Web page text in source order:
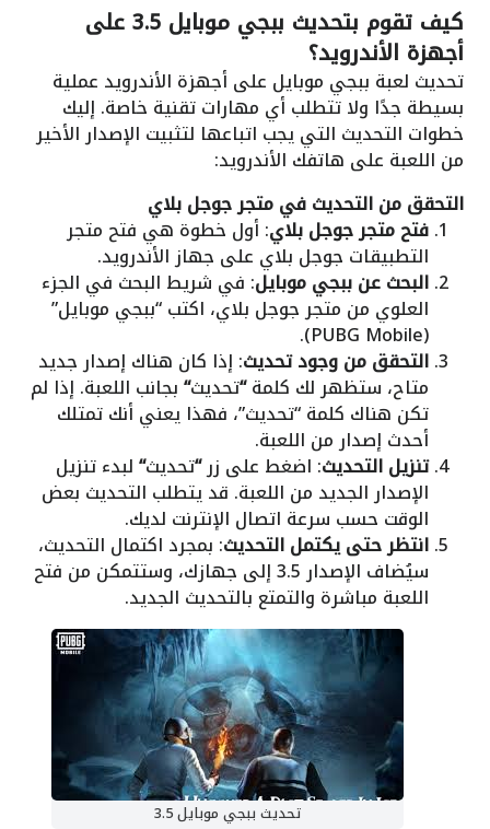
كيف تقوم بتحديث ببجي موبايل 3.5 على
أجهزة الأندرويد؟
تحديث لعبة ببجي موبايل على أجهزة الأندرويد عملية
بسيطة جدًا ولا تتطلب أي مهارات تقنية خاصة. إليك
خطوات التحديث التي يجب اتباعها لتثبيت الإصدار الأخير
من اللعبة على هاتفك الأندرويد:
التحقق من التحديث في متجر جوجل بلاي
فتح متجر جوجل بلاي: أول خطوة هي فتح متجر
التطبيقات جوجل بلاي على جهاز الأندرويد.
البحث عن ببجي موبايل: في شريط البحث في الجزء
العلوي من متجر جوجل بلاي، اكتب “ببجي موبايل”
(PUBG Mobile).
التحقق من وجود تحديث: إذا كان هناك إصدار جديد
متاح، ستظهر لك كلمة“تحديث“بجانب اللعبة. إذا لم
تكن هناك كلمة “تحديث”، فهذا يعني أنك تمتلك
أحدث إصدار من اللعبة.
تنزيل التحديث: اضغط على زر“تحديث“لبدء تنزيل
الإصدار الجديد من اللعبة. قد يتطلب التحديث بعض
الوقت حسب سرعة اتصال الإنترنت لديك.
انتظر حتى يكتمل التحديث: بمجرد اكتمال التحديث،
سيُضاف الإصدار 3.5 إلى جهازك، وستتمكن من فتح
اللعبة مباشرة والتمتع بالتحديث الجديد.
تحديث ببجي موبايل 3.5